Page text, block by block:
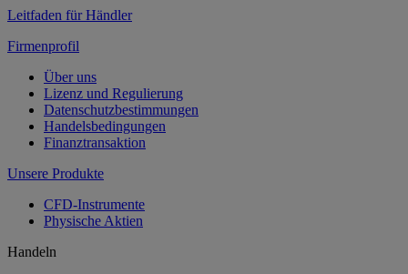
Leitfaden für Händler
Firmenprofil
Über uns
Lizenz und Regulierung
Datenschutzbestimmungen
Handelsbedingungen
Finanztransaktion
Unsere Produkte
CFD-Instrumente
Physische Aktien
Handeln